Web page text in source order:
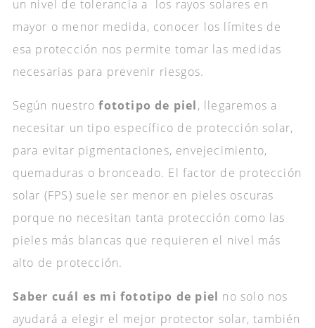
un nivel de tolerancia a los rayos solares en
mayor o menor medida, conocer los límites de
esa protección nos permite tomar las medidas
necesarias para prevenir riesgos.
Según nuestrofototipo de piel, llegaremos a
necesitar un tipo específico de protección solar,
para evitar pigmentaciones, envejecimiento,
quemaduras o bronceado. El factor de protección
solar (FPS) suele ser menor en pieles oscuras
porque no necesitan tanta protección como las
pieles más blancas que requieren el nivel más
alto de protección.
Saber cuál es mi fototipo de piel no solo nos
ayudará a elegir el mejor protector solar, también